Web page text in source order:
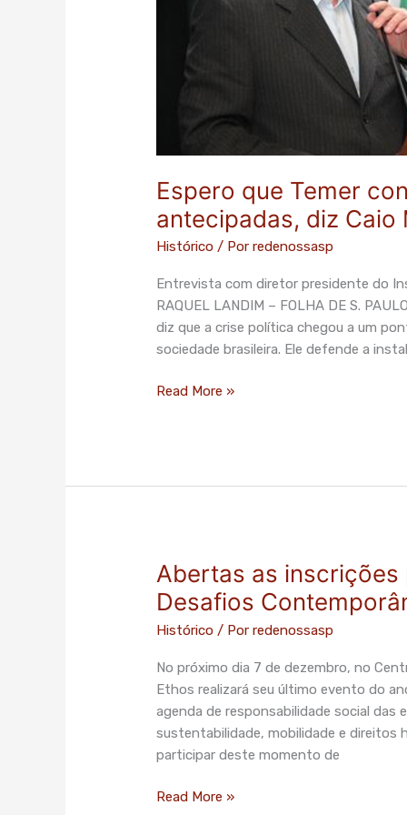
Espero que Temer
antecipadas, diz Caio
Histórico / Porredenossasp
Entrevista com diretor presidente do
RAQUEL LANDIM – FOLHA DE S.
diz que a crise política chegou a um
sociedade brasileira. Ele defende a
Read More »
Abertas as inscrições
Desafios
Histórico / Porredenossasp
No próximo dia 7 de dezembro, no
Ethos realizará seu último evento do
agenda de responsabilidade social das
sustentabilidade, mobilidade e direitos
participar deste momento de
Abertas
as
inscrições
para
Diálogos
Contemporâneos
Read More »